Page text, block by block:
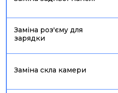
Заміна роз'єму для
зарядки
Заміна скла камери